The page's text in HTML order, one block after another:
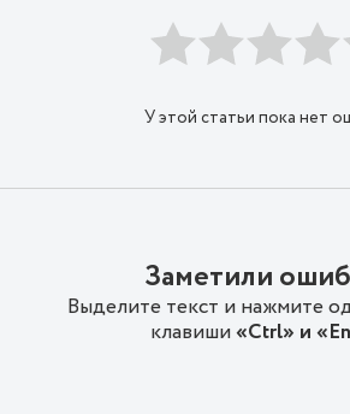
У этой статьи пока нет
Заметили
Выделите текст и нажмите
клавиши«Ctrl» и